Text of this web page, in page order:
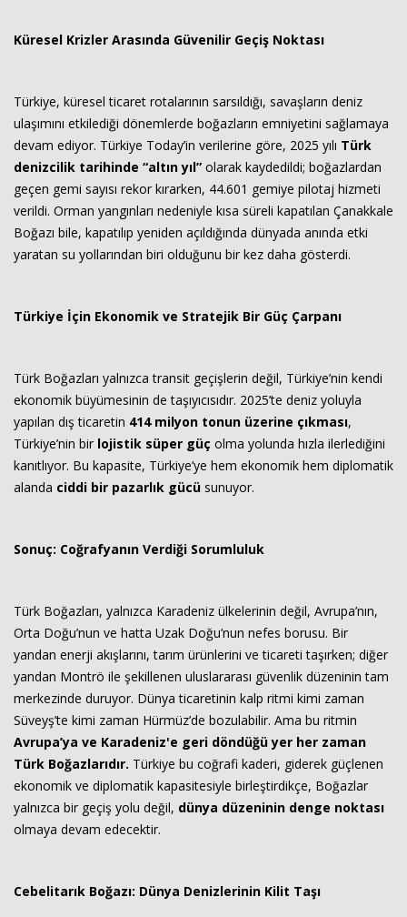
Küresel Krizler Arasında Güvenilir Geçiş Noktası
Türkiye, küresel ticaret rotalarının sarsıldığı, savaşların deniz
ulaşımını etkilediği dönemlerde boğazların emniyetini sağlamaya
devam ediyor. Türkiye Today’in verilerine göre, 2025 yılı Türk
denizcilik tarihinde “altın yıl” olarak kaydedildi; boğazlardan
geçen gemi sayısı rekor kırarken, 44.601 gemiye pilotaj hizmeti
verildi. Orman yangınları nedeniyle kısa süreli kapatılan Çanakkale
Boğazı bile, kapatılıp yeniden açıldığında dünyada anında etki
yaratan su yollarından biri olduğunu bir kez daha gösterdi.
Türkiye İçin Ekonomik ve Stratejik Bir Güç Çarpanı
Türk Boğazları yalnızca transit geçişlerin değil, Türkiye’nin kendi
ekonomik büyümesinin de taşıyıcısıdır. 2025’te deniz yoluyla
yapılan dış ticaretin 414 milyon tonun üzerine çıkması,
Türkiye’nin bir lojistik süper güç olma yolunda hızla ilerlediğini
kanıtlıyor. Bu kapasite, Türkiye’ye hem ekonomik hem diplomatik
alanda ciddi bir pazarlık gücü sunuyor.
Sonuç: Coğrafyanın Verdiği Sorumluluk
Türk Boğazları, yalnızca Karadeniz ülkelerinin değil, Avrupa’nın,
Orta Doğu’nun ve hatta Uzak Doğu’nun nefes borusu. Bir
yandan enerji akışlarını, tarım ürünlerini ve ticareti taşırken; diğer
yandan Montrö ile şekillenen uluslararası güvenlik düzeninin tam
merkezinde duruyor. Dünya ticaretinin kalp ritmi kimi zaman
Süveyş’te kimi zaman Hürmüz’de bozulabilir. Ama bu ritmin
Avrupa’ya ve Karadeniz'e geri döndüğü yer her zaman
Türk Boğazlarıdır. Türkiye bu coğrafi kaderi, giderek güçlenen
ekonomik ve diplomatik kapasitesiyle birleştirdikçe, Boğazlar
yalnızca bir geçiş yolu değil, dünya düzeninin denge noktası
olmaya devam edecektir.
Cebelitarık Boğazı: Dünya Denizlerinin Kilit Taşı